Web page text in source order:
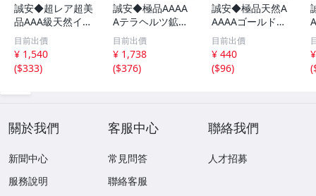
誠安◆超レア超美
品AAA級天然イー
グルアイブレスレ
ット 10mm [T15
6-6923]
目前出價
¥ 1,540
($333)
誠安◆極品AAAA
Aテラヘルツ鉱石
マッサージ棒サイ
ズ：小[T557-215
1]
目前出價
¥ 1,738
($376)
誠安◆極品天然A
AAAAゴールドタ
イチンルチルブレ
スレット 6mm [T
171-7937]
目前出價
¥ 440
($96)
(
關於我們
新聞中心
服務說明
客服中心
常見問答
聯絡客服
聯絡我們
人才招募